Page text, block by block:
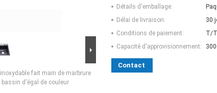
fait main de marbrure
bassin d'égal de couleur
Détails d'emballage:
Délai de livraison:
30
Conditions de paiement:
T/
Capacité d'approvisionnement:
Contact